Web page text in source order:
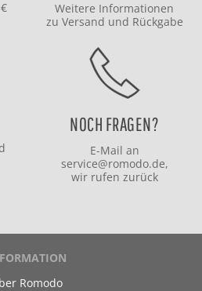
Weitere Informationen
zu Versand und Rückgabe
NOCH FRAGEN?
E-Mail an
service@romodo.de,
wir rufen zurück
Romodo